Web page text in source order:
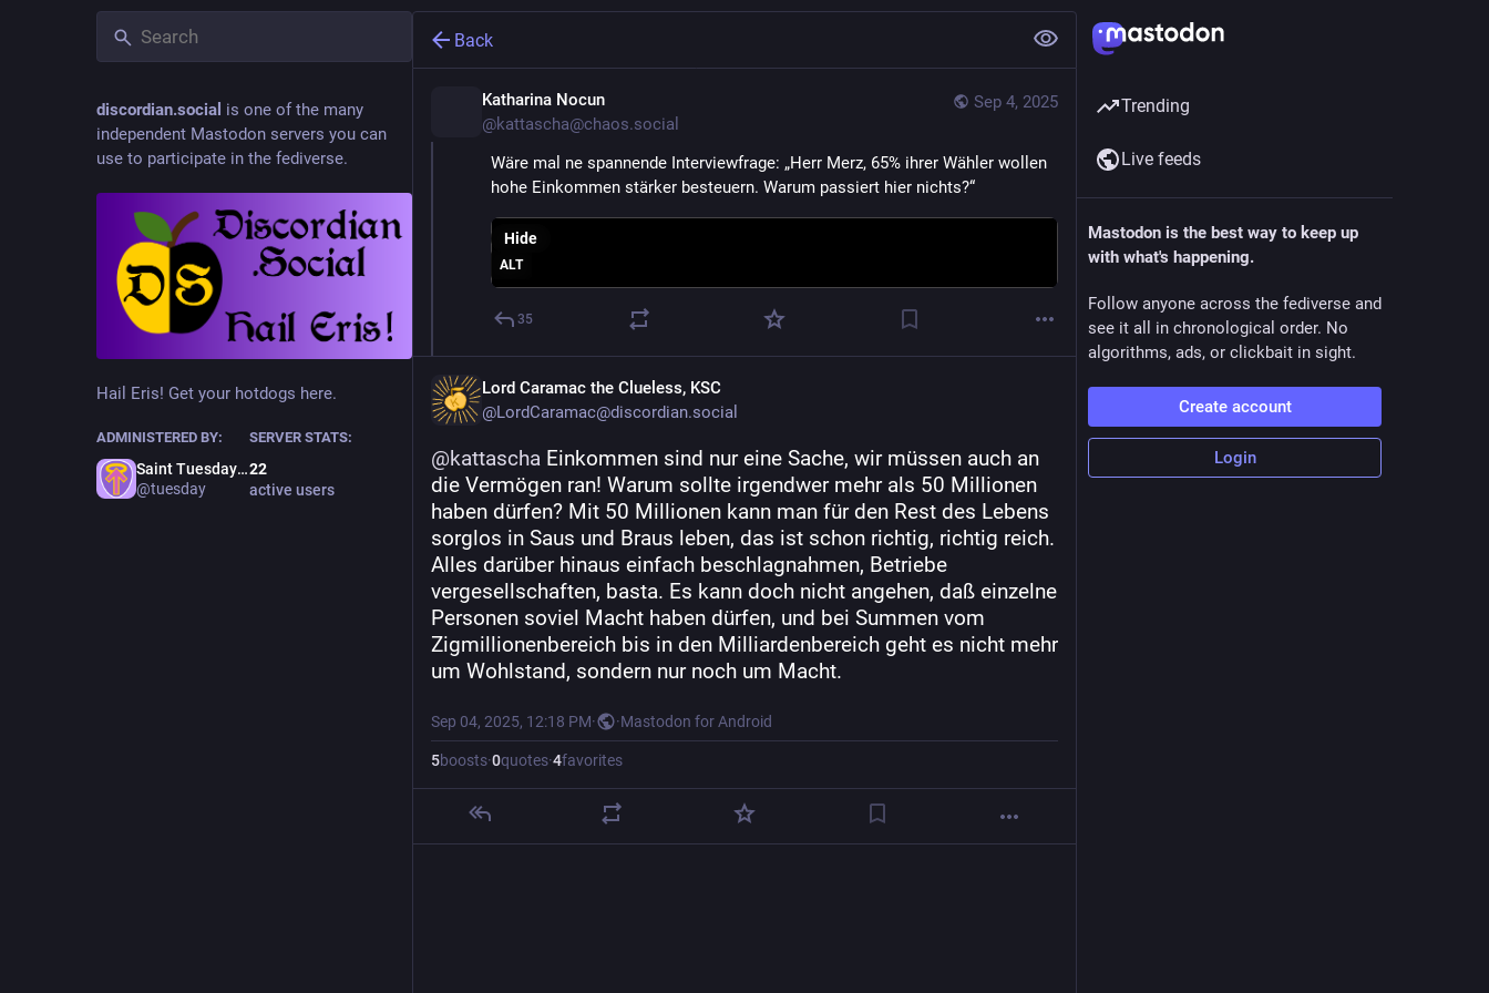
discordian.social is one of the many
independent Mastodon servers you can
use to participate in the fediverse.
Hail Eris! Get your hotdogs here.
ADMINISTERED BY:
Saint Tuesday
@tuesday
SERVER STATS:
22
active users
Back
Sep 4, 2025
Katharina Nocun
@kattascha@chaos.social
Wäre mal ne spannende Interviewfrage: „Herr Merz, 65% ihrer Wähler wollen
hohe Einkommen stärker besteuern. Warum passiert hier nichts?“
ALT
Hide
35
Lord Caramac the Clueless, KSC
@LordCaramac@discordian.social
@kattascha Einkommen sind nur eine Sache, wir müssen auch an
die Vermögen ran! Warum sollte irgendwer mehr als 50 Millionen
haben dürfen? Mit 50 Millionen kann man für den Rest des Lebens
sorglos in Saus und Braus leben, das ist schon richtig, richtig reich.
Alles darüber hinaus einfach beschlagnahmen, Betriebe
vergesellschaften, basta. Es kann doch nicht angehen, daß einzelne
Personen soviel Macht haben dürfen, und bei Summen vom
Zigmillionenbereich bis in den Milliardenbereich geht es nicht mehr
um Wohlstand, sondern nur noch um Macht.
Sep 04, 2025, 12:18 PM· ·Mastodon for Android
5boosts·0quotes·4favorites
Trending
Live feeds
Mastodon is the best way to keep up
with what's happening.
Follow anyone across the fediverse and
see it all in chronological order. No
algorithms, ads, or clickbait in sight.
Create account
Login